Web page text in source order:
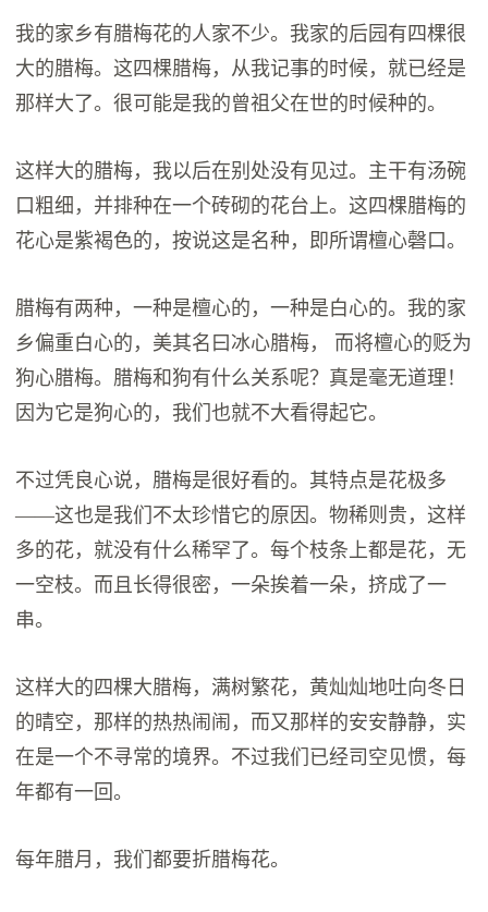
我的家乡有腊梅花的人家不少。我家的后园有四棵很
大的腊梅。这四棵腊梅，从我记事的时候，就已经是
那样大了。很可能是我的曾祖父在世的时候种的。
这样大的腊梅，我以后在别处没有见过。主干有汤碗
口粗细，并排种在一个砖砌的花台上。这四棵腊梅的
花心是紫褐色的，按说这是名种，即所谓檀心磬口。
腊梅有两种，一种是檀心的，一种是白心的。我的家
乡偏重白心的，美其名曰冰心腊梅， 而将檀心的贬为
狗心腊梅。腊梅和狗有什么关系呢？真是毫无道理！
因为它是狗心的，我们也就不大看得起它。
不过凭良心说，腊梅是很好看的。其特点是花极多
——这也是我们不太珍惜它的原因。物稀则贵，这样
多的花，就没有什么稀罕了。每个枝条上都是花，无
一空枝。而且长得很密，一朵挨着一朵，挤成了一
串。
这样大的四棵大腊梅，满树繁花，黄灿灿地吐向冬日
的晴空，那样的热热闹闹，而又那样的安安静静，实
在是一个不寻常的境界。不过我们已经司空见惯，每
年都有一回。
每年腊月，我们都要折腊梅花。